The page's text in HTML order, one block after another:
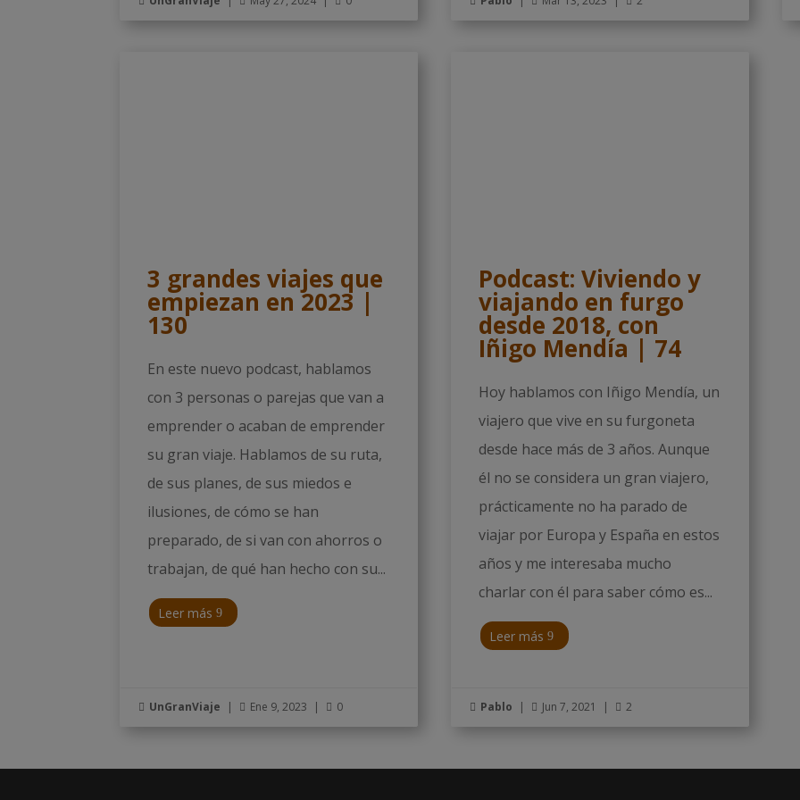
3 grandes viajes que
empiezan en 2023 |
130
En este nuevo podcast, hablamos
con 3 personas o parejas que van a
emprender o acaban de emprender
su gran viaje. Hablamos de su ruta,
de sus planes, de sus miedos e
ilusiones, de cómo se han
preparado, de si van con ahorros o
trabajan, de qué han hecho con su...
Leer más
 UnGranViaje |  Ene 9, 2023 |  0
Podcast: Viviendo y
viajando en furgo
desde 2018, con
Iñigo Mendía | 74
Hoy hablamos con Iñigo Mendía, un
viajero que vive en su furgoneta
desde hace más de 3 años. Aunque
él no se considera un gran viajero,
prácticamente no ha parado de
viajar por Europa y España en estos
años y me interesaba mucho
charlar con él para saber cómo es...
Leer más
 Pablo |  Jun 7, 2021 |  2